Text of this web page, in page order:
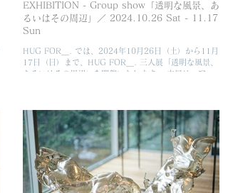
EXHIBITION - Group show「透明な風景、あ
るいはその周辺」／ 2024.10.26 Sat - 11.17
Sun
HUG FOR＿. では、2024年10月26日（土）から11月
17日（日）まで、HUG FOR＿. 三人展「透明な風景、
あるいはその周辺」を開催いたします。 本展は、アメ